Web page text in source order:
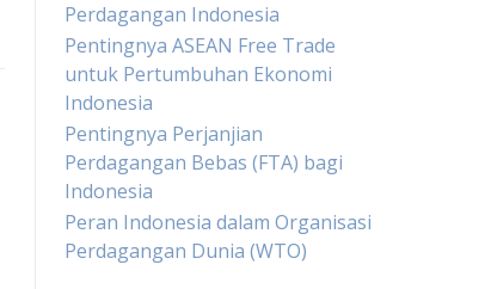
Perdagangan Indonesia
Pentingnya ASEAN Free Trade
untuk Pertumbuhan Ekonomi
Indonesia
Pentingnya Perjanjian
Perdagangan Bebas (FTA) bagi
Indonesia
Peran Indonesia dalam Organisasi
Perdagangan Dunia (WTO)